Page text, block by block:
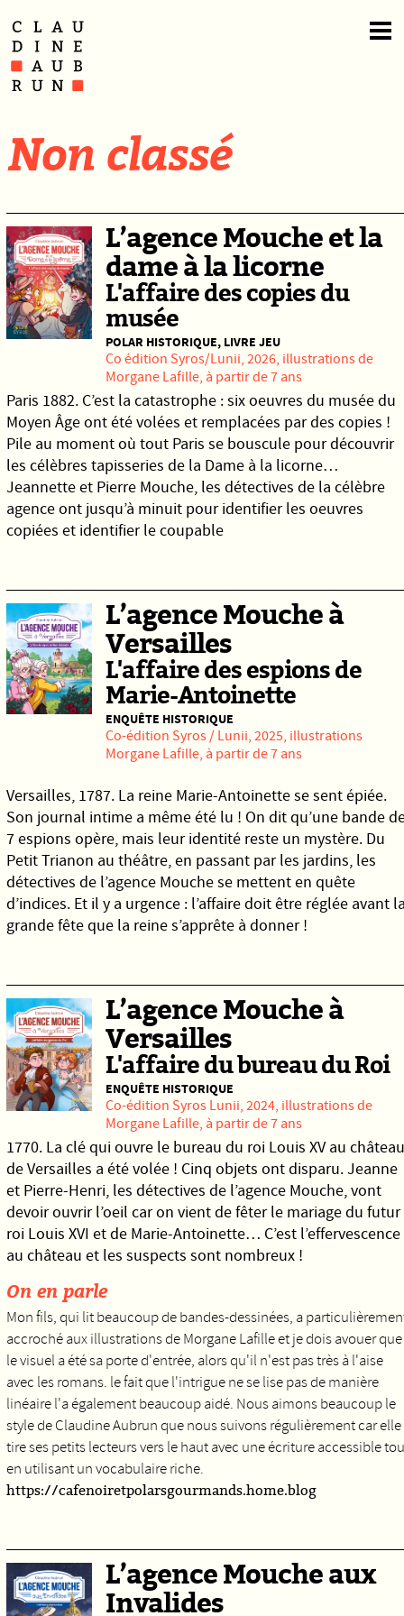
Non classé
L’agence Mouche et la
dame à la licorne
L'affaire des copies du
musée
POLAR HISTORIQUE, LIVRE JEU
Co édition Syros/Lunii, 2026, illustrations de
Morgane Lafille, à partir de 7 ans
Paris 1882. C’est la catastrophe : six oeuvres du musée du
Moyen Âge ont été volées et remplacées par des copies !
Pile au moment où tout Paris se bouscule pour découvrir
les célèbres tapisseries de la Dame à la licorne…
Jeannette et Pierre Mouche, les détectives de la célèbre
agence ont jusqu’à minuit pour identifier les oeuvres
copiées et identifier le coupable
L’agence Mouche à
Versailles
L'affaire des espions de
Marie-Antoinette
ENQUÊTE HISTORIQUE
Co-édition Syros/ Lunii, 2025, illustrations
Morgane Lafille, à partir de 7 ans
Versailles, 1787. La reine Marie-Antoinette se sent épiée.
Son journal intime a même été lu ! On dit qu’une bande
7 espions opère, mais leur identité reste un mystère. Du
Petit Trianon au théâtre, en passant par les jardins, les
détectives de l’agence Mouche se mettent en quête
d’indices. Et il y a urgence : l’affaire doit être réglée avant
grande fête que la reine s’apprête à donner !
L’agence Mouche à
Versailles
L'affaire du bureau du Roi
ENQUÊTE HISTORIQUE
Co-édition Syros Lunii, 2024, illustrations de
Morgane Lafille, à partir de 7 ans
1770. La clé qui ouvre le bureau du roi Louis XV au château
de Versailles a été volée ! Cinq objets ont disparu. Jeanne
et Pierre-Henri, les détectives de l’agence Mouche, vont
devoir ouvrir l’oeil car on vient de fêter le mariage du futur
roi Louis XVI et de Marie-Antoinette… C’est l’effervescence
au château et les suspects sont nombreux !
On en parle
Mon fils, qui lit beaucoup de bandes-dessinées, a
accroché aux illustrations de Morgane Lafille et je dois avouer que
le visuel a été sa porte d'entrée, alors qu'il n'est pas très à l'aise
avec les romans. le fait que l'intrigue ne se lise pas de manière
linéaire l'a également beaucoup aidé. Nous aimons beaucoup le
style de Claudine Aubrun que nous suivons régulièrement car elle
tire ses petits lecteurs vers le haut avec une écriture accessible
en utilisant un vocabulaire riche.
https://cafenoiretpolarsgourmands.home.blog
L’agence Mouche aux
Invalides